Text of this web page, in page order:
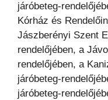
járóbeteg-
Kórház és
Jászberényi Szent
rendelőjében, a
rendelőjében, a
járóbeteg-
járóbeteg-